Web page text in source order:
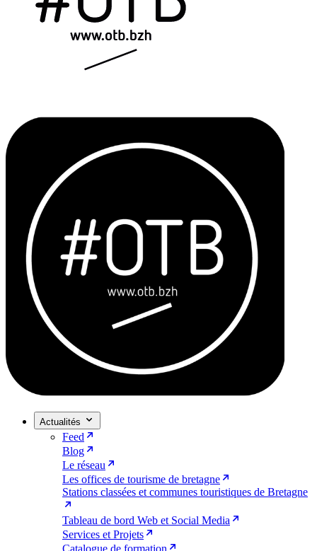
Actualités
Feed
Blog
Le réseau
Les offices de tourisme de bretagne
Stations classées et communes touristiques de Bretagne
Tableau de bord Web et Social Media
Services et Projets
Catalogue de formation